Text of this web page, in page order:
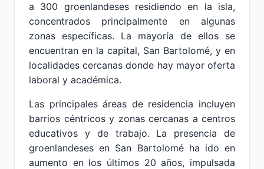
a 300 groenlandeses residiendo en la isla,
concentrados principalmente en algunas
zonas específicas. La mayoría de ellos se
encuentran en la capital, San Bartolomé, y en
localidades cercanas donde hay mayor oferta
laboral y académica.
Las principales áreas de residencia incluyen
barrios céntricos y zonas cercanas a centros
educativos y de trabajo. La presencia de
groenlandeses en San Bartolomé ha ido en
aumento en los últimos 20 años, impulsada